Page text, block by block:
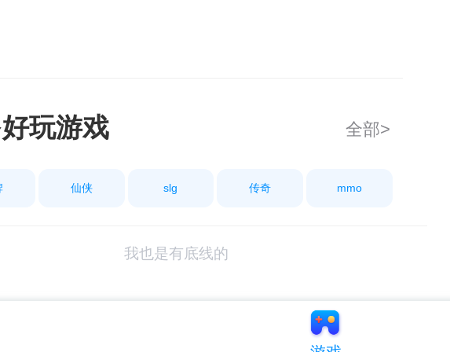
玩游戏 全部>
仙侠 slg 传奇 mmo
我也是有底线的